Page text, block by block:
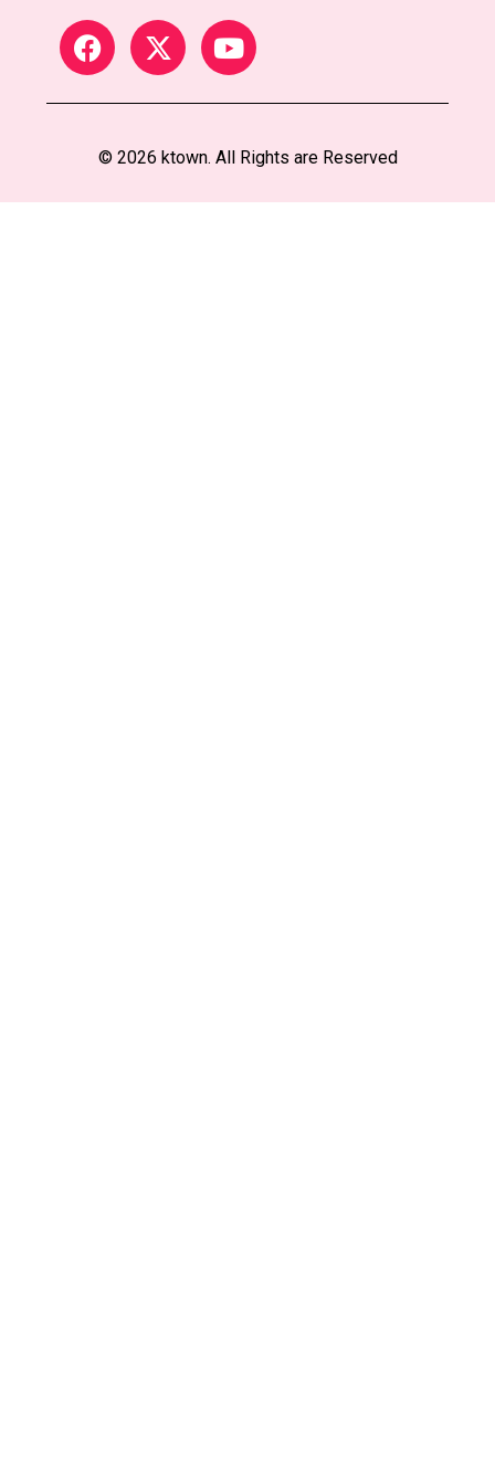
© 2026 ktown. All Rights are Reserved